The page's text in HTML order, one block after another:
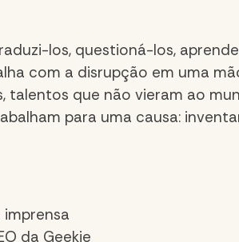
los, questioná-los,
com a disrupção em uma
que não vieram ao
para uma causa:
da Geekie